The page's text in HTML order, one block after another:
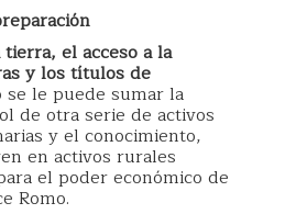
el acceso a la
y los títulos de
se le puede sumar la
de otra serie de activos
y el conocimiento,
en activos rurales
el poder económico de
Romo.